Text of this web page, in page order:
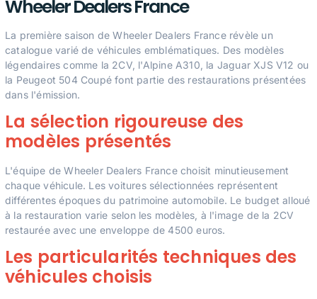
Wheeler Dealers France
La première saison de Wheeler Dealers France révèle un
catalogue varié de véhicules emblématiques. Des modèles
légendaires comme la 2CV, l'Alpine A310, la Jaguar XJS V12 ou
la Peugeot 504 Coupé font partie des restaurations présentées
dans l'émission.
La sélection rigoureuse des
modèles présentés
L'équipe de Wheeler Dealers France choisit minutieusement
chaque véhicule. Les voitures sélectionnées représentent
différentes époques du patrimoine automobile. Le budget alloué
à la restauration varie selon les modèles, à l'image de la 2CV
restaurée avec une enveloppe de 4500 euros.
Les particularités techniques des
véhicules choisis